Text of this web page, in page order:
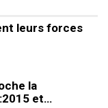
leurs forces
la
et…